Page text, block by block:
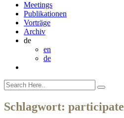
Meetings
Publikationen
Vorträge
Archiv
de
en
de
Schlagwort: participate